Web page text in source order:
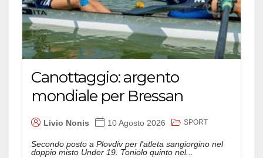
Canottaggio: argento
mondiale per Bressan
Livio Nonis 10 Agosto 2026 SPORT
Secondo posto a Plovdiv per l'atleta sangiorgino nel
doppio misto Under 19. Toniolo quinto nel...